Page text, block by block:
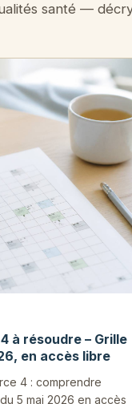
santé —
à résoudre – Grille
en accès libre
4 : comprendre
5 mai 2026 en accès